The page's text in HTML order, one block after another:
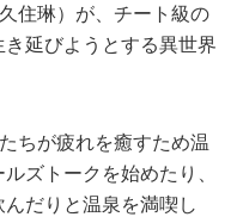
住琳）が、チート級の
延びようとする異世界
ちが疲れを癒すため温
ズトークを始めたり、
だりと温泉を満喫し